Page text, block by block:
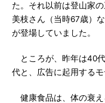
た。それ以前は登山家
美枝さん（当時67歳）
が登場していました。
ところが、昨年は40
代と、広告に起用する
健康食品は、体の衰え